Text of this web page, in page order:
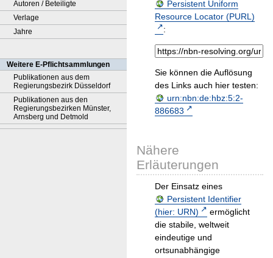
Autoren / Beteiligte
Verlage
Jahre
Weitere E-Pflichtsammlungen
Publikationen aus dem
Regierungsbezirk Düsseldorf
Publikationen aus den
Regierungsbezirken Münster,
Arnsberg und Detmold
Persistent Uniform
Resource Locator (PURL)
:
Sie können die Auflösung
des Links auch hier testen:
urn:nbn:de:hbz:5:2-
886683
Nähere
Erläuterungen
Der Einsatz eines
Persistent Identifier
(hier: URN)
ermöglicht
die stabile, weltweit
eindeutige und
ortsunabhängige